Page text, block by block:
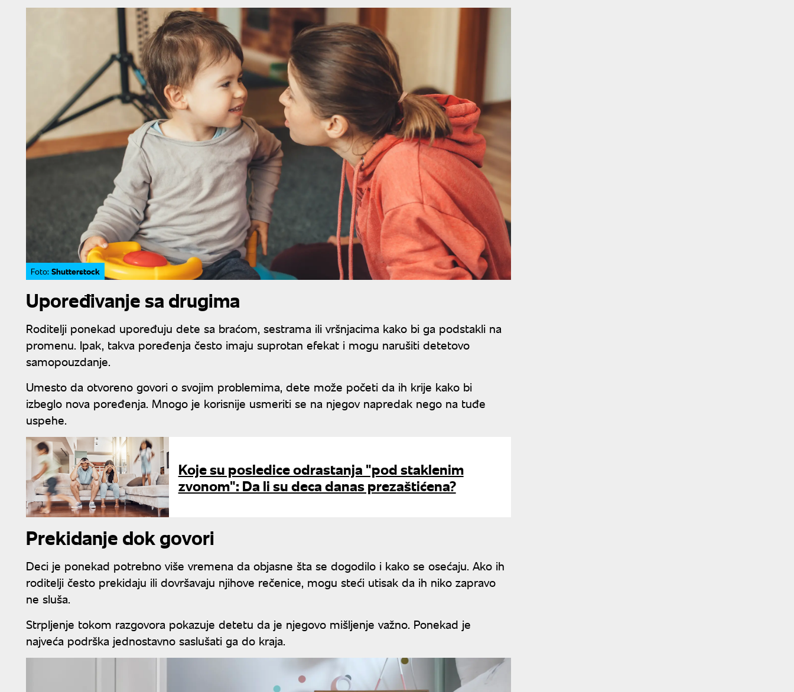
Foto: Shutterstock
Upoređivanje sa drugima
Roditelji ponekad upoređuju dete sa braćom, sestrama ili vršnjacima kako bi ga podstakli na
promenu. Ipak, takva poređenja često imaju suprotan efekat i mogu narušiti detetovo
samopouzdanje.
Umesto da otvoreno govori o svojim problemima, dete može početi da ih krije kako bi
izbeglo nova poređenja. Mnogo je korisnije usmeriti se na njegov napredak nego na tuđe
uspehe.
Koje su posledice odrastanja "pod staklenim
zvonom": Da li su deca danas prezaštićena?
Prekidanje dok govori
Deci je ponekad potrebno više vremena da objasne šta se dogodilo i kako se osećaju. Ako ih
roditelji često prekidaju ili dovršavaju njihove rečenice, mogu steći utisak da ih niko zapravo
ne sluša.
Strpljenje tokom razgovora pokazuje detetu da je njegovo mišljenje važno. Ponekad je
najveća podrška jednostavno saslušati ga do kraja.